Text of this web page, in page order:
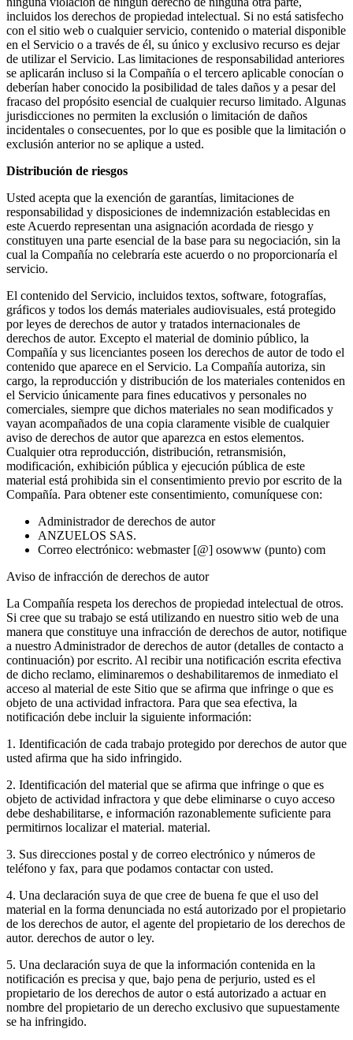
incluidos los derechos de propiedad intelectual. Si no está satisfecho
con el sitio web o cualquier servicio, contenido o material disponible
en el Servicio o a través de él, su único y exclusivo recurso es dejar
de utilizar el Servicio. Las limitaciones de responsabilidad anteriores
se aplicarán incluso si la Compañía o el tercero aplicable conocían o
deberían haber conocido la posibilidad de tales daños y a pesar del
fracaso del propósito esencial de cualquier recurso limitado. Algunas
jurisdicciones no permiten la exclusión o limitación de daños
incidentales o consecuentes, por lo que es posible que la limitación o
exclusión anterior no se aplique a usted.
Distribución de riesgos
Usted acepta que la exención de garantías, limitaciones de
responsabilidad y disposiciones de indemnización establecidas en
este Acuerdo representan una asignación acordada de riesgo y
constituyen una parte esencial de la base para su negociación, sin la
cual la Compañía no celebraría este acuerdo o no proporcionaría el
servicio.
El contenido del Servicio, incluidos textos, software, fotografías,
gráficos y todos los demás materiales audiovisuales, está protegido
por leyes de derechos de autor y tratados internacionales de
derechos de autor. Excepto el material de dominio público, la
Compañía y sus licenciantes poseen los derechos de autor de todo el
contenido que aparece en el Servicio. La Compañía autoriza, sin
cargo, la reproducción y distribución de los materiales contenidos en
el Servicio únicamente para fines educativos y personales no
comerciales, siempre que dichos materiales no sean modificados y
vayan acompañados de una copia claramente visible de cualquier
aviso de derechos de autor que aparezca en estos elementos.
Cualquier otra reproducción, distribución, retransmisión,
modificación, exhibición pública y ejecución pública de este
material está prohibida sin el consentimiento previo por escrito de la
Compañía. Para obtener este consentimiento, comuníquese con:
Administrador de derechos de autor
ANZUELOS SAS.
Correo electrónico: webmaster [@] osowww (punto) com
Aviso de infracción de derechos de autor
La Compañía respeta los derechos de propiedad intelectual de otros.
Si cree que su trabajo se está utilizando en nuestro sitio web de una
manera que constituye una infracción de derechos de autor, notifique
a nuestro Administrador de derechos de autor (detalles de contacto a
continuación) por escrito. Al recibir una notificación escrita efectiva
de dicho reclamo, eliminaremos o deshabilitaremos de inmediato el
acceso al material de este Sitio que se afirma que infringe o que es
objeto de una actividad infractora. Para que sea efectiva, la
notificación debe incluir la siguiente información:
1. Identificación de cada trabajo protegido por derechos de autor que
usted afirma que ha sido infringido.
2. Identificación del material que se afirma que infringe o que es
objeto de actividad infractora y que debe eliminarse o cuyo acceso
debe deshabilitarse, e información razonablemente suficiente para
permitirnos localizar el material. material.
3. Sus direcciones postal y de correo electrónico y números de
teléfono y fax, para que podamos contactar con usted.
4. Una declaración suya de que cree de buena fe que el uso del
material en la forma denunciada no está autorizado por el propietario
de los derechos de autor, el agente del propietario de los derechos de
autor. derechos de autor o ley.
5. Una declaración suya de que la información contenida en la
notificación es precisa y que, bajo pena de perjurio, usted es el
propietario de los derechos de autor o está autorizado a actuar en
nombre del propietario de un derecho exclusivo que supuestamente
se ha infringido.